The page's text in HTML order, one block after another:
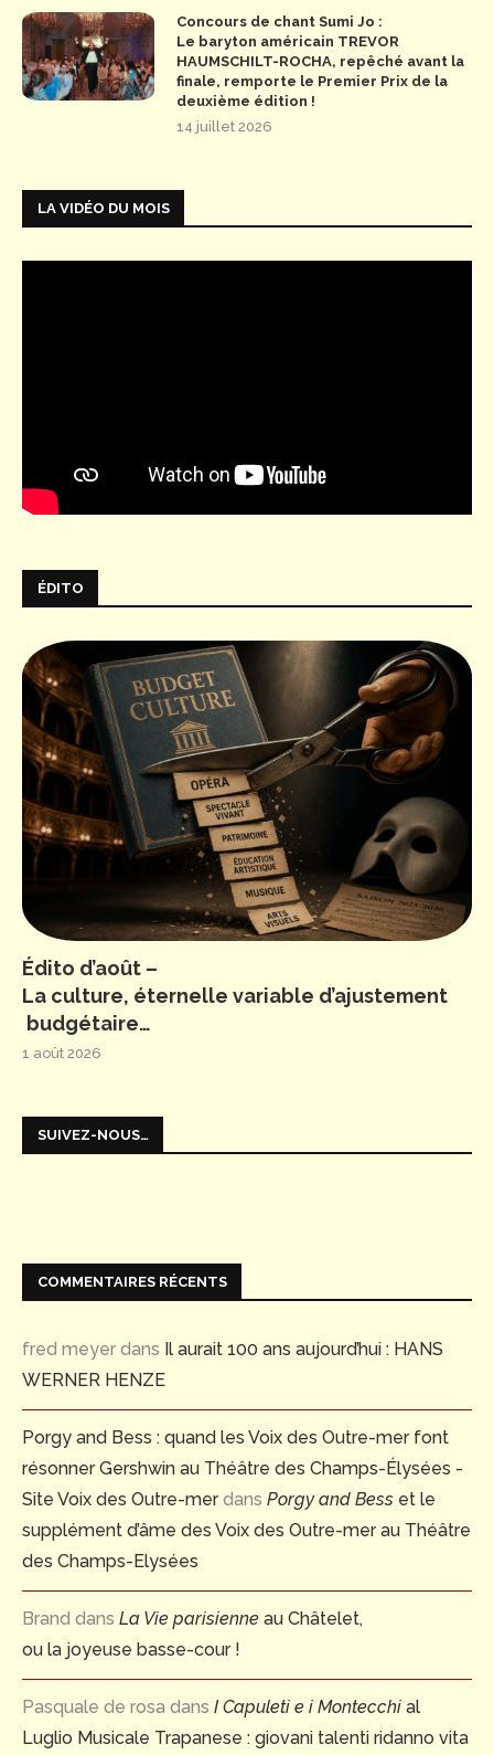
Concours de chant Sumi Jo :
Le baryton américain TREVOR
HAUMSCHILT-ROCHA, repêché avant la
finale, remporte le Premier Prix de la
deuxième édition !
14 juillet 2026
LA VIDÉO DU MOIS
ÉDITO
Édito d’août –
La culture, éternelle variable d’ajustement
budgétaire…
1 août 2026
SUIVEZ-NOUS…
COMMENTAIRES RÉCENTS
fred meyer dans Il aurait 100 ans aujourd’hui : HANS
WERNER HENZE
Porgy and Bess : quand les Voix des Outre-mer font
résonner Gershwin au Théâtre des Champs-Élysées -
Site Voix des Outre-merdans Porgy and Bess et le
supplément d’âme des Voix des Outre-mer au Théâtre
des Champs-Elysées
Brand dans La Vie parisienne au Châtelet,
ou la joyeuse basse-cour !
Pasquale de rosa dans I Capuleti e i Montecchi al
Luglio Musicale Trapanese : giovani talenti ridanno vita